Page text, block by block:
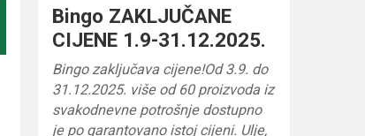
Bingo ZAKLJUČANE
CIJENE 1.9-31.12.2025.
Bingo zaključava cijene!Od 3.9. do
31.12.2025. više od 60 proizvoda iz
svakodnevne potrošnje dostupno
je po garantovano istoj cijeni. Ulje,